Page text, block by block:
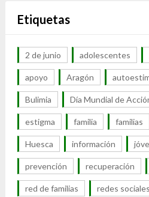
Etiquetas
2 de junio adolescentes
apoyo Aragón
Bulimia Día Mundial de
estigma familia familias
Huesca información
prevención recuperación
red de familias redes sociales